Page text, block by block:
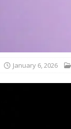
January 6, 2026